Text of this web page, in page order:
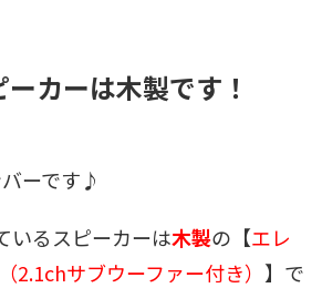
カーは木製です！
ーです♪
いるスピーカーは木製の【エレ
サブウーファー付き） 】で